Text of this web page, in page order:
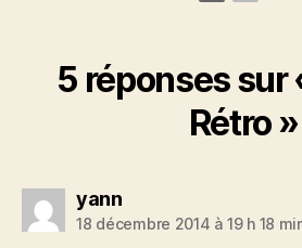
5 réponses sur
Rétro »
yanndit :
18 décembre 2014 à 19 h 18